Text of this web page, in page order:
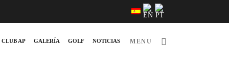
CLUB AP GALERÍA GOLF NOTICIAS MENU